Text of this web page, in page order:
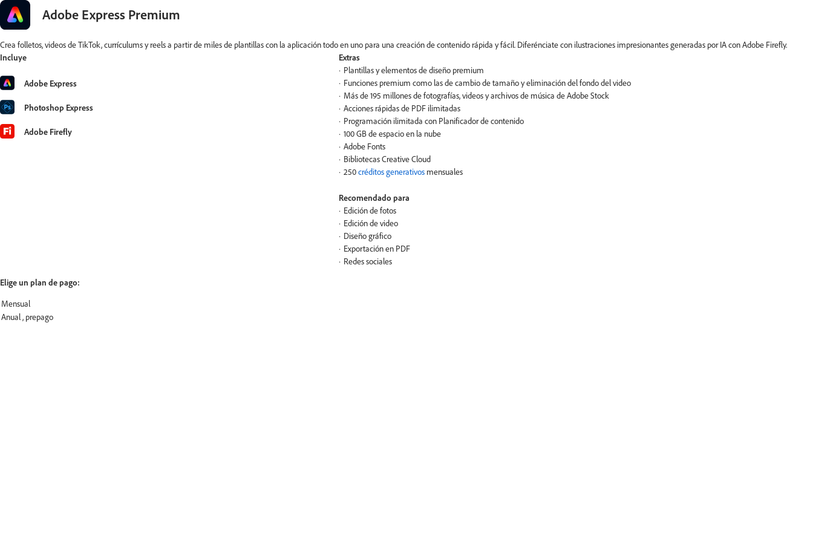
Adobe Express Premium
Crea folletos, videos de TikTok, currículums y reels a partir de miles de plantillas con la aplicación todo en uno para una creación de contenido rápida y fácil. Diferénciate con ilustraciones impresionantes generadas por IA con Adobe Firefly.
Incluye
Adobe Express
Photoshop Express
Adobe Firefly
Extras
Plantillas y elementos de diseño premium
Funciones premium como las de cambio de tamaño y eliminación del fondo del video
Más de 195 millones de fotografías, videos y archivos de música de Adobe Stock
Acciones rápidas de PDF ilimitadas
Programación ilimitada con Planificador de contenido
100 GB de espacio en la nube
Adobe Fonts
Bibliotecas Creative Cloud
250créditos generativos mensuales
Recomendado para
Edición de fotos
Edición de video
Diseño gráfico
Exportación en PDF
Redes sociales
Elige un plan de pago: